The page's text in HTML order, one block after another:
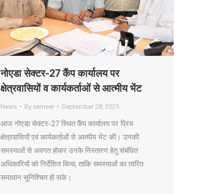
नोएडा सेक्टर-27 कैंप कार्यालय पर
क्षेत्रवासियों व कार्यकर्ताओं से आत्मीय भेंट
News By sameer September 28, 2025
आज नोएडा सेक्टर-27 स्थित कैंप कार्यालय पर प्रिय
क्षेत्रवासियों एवं कार्यकर्ताओं से आत्मीय भेंट की। उनकी
समस्याओं से अवगत होकर उनके निस्तारण हेतु संबंधित
अधिकारियों को निर्देशित किया, ताकि समस्याओं का त्वरित
समाधान सुनिश्चित हो सके।